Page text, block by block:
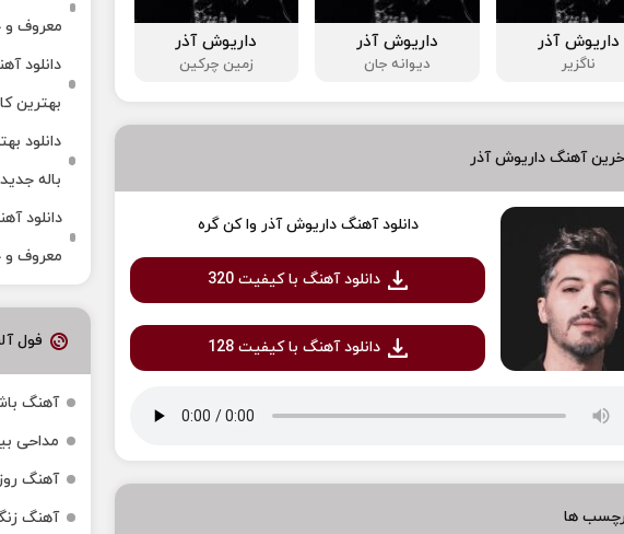
داریوش آذر
ناگزیر
داریوش آذر
دیوانه جان
داریوش آذر
زمین چرکین
آهنگ داریوش آذر
دانلود آهنگ داریوش آذر وا کن گره
دانلود آهنگ با کیفیت 320
دانلود آهنگ با کیفیت 128
ها
معروف
دانلود
بهترین
دانلود
باله
دانلود
معروف و
فول
آهنگ
مداحی
آهنگ
آهنگ